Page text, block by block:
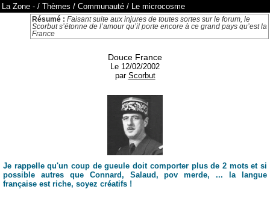
La Zone - / Thèmes / Communauté / Le microcosme
Résumé : Faisant suite aux injures de toutes sortes sur le forum, le
Scorbut s’étonne de l’amour qu’il porte encore à ce grand pays qu’est la
France
Douce France
Le 12/02/2002
par Scorbut
Je rappelle qu'un coup de gueule doit comporter plus de 2 mots et si
possible autres que Connard, Salaud, pov merde, ... la langue
française est riche, soyez créatifs !